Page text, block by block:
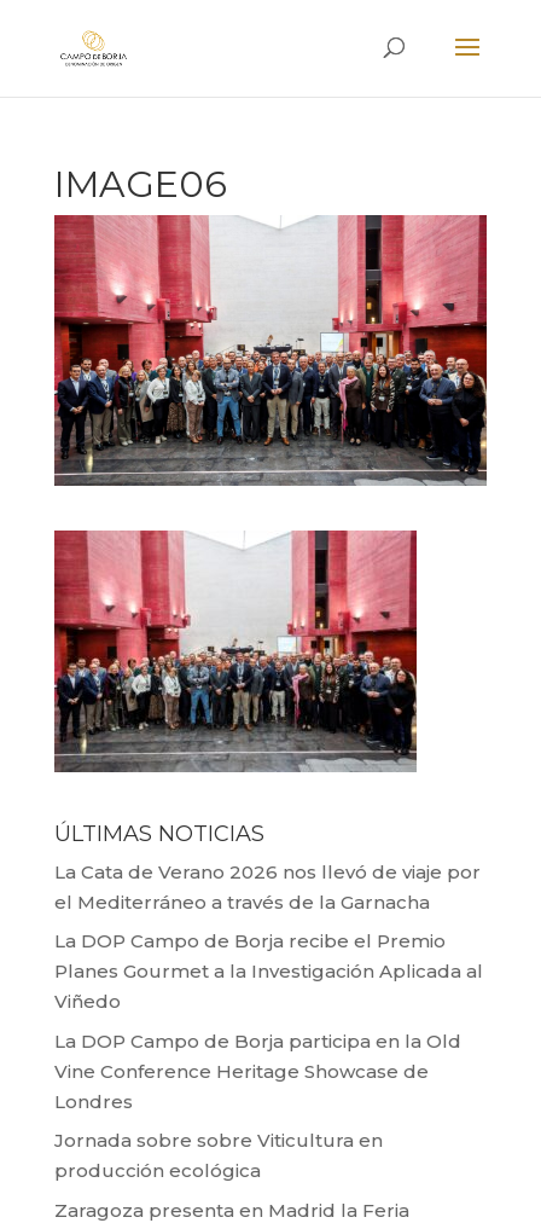
IMAGE06
ÚLTIMAS NOTICIAS
La Cata de Verano 2026 nos llevó de viaje por
el Mediterráneo a través de la Garnacha
La DOP Campo de Borja recibe el Premio
Planes Gourmet a la Investigación Aplicada al
Viñedo
La DOP Campo de Borja participa en la Old
Vine Conference Heritage Showcase de
Londres
Jornada sobre sobre Viticultura en
producción ecológica
Zaragoza presenta en Madrid la Feria